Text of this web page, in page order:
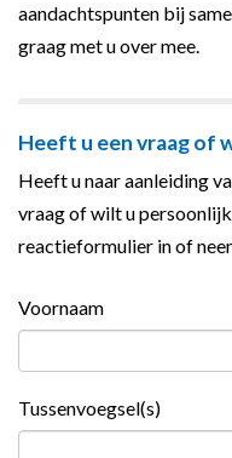
aandachtspunten bij
graag met u over mee.
Heeft u een vraag of
Heeft u naar aanleiding
vraag of wilt u
reactieformulier in of
Voornaam
Tussenvoegsel(s)